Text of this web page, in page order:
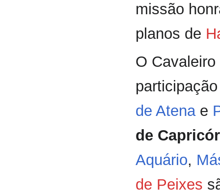
missão
planos de
O
de Atenae
de
Aquário,
de Peixes